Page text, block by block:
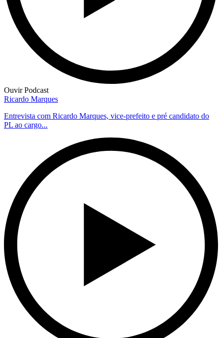
Ouvir Podcast
Ricardo Marques
Entrevista com Ricardo Marques, vice-prefeito e pré candidato do
PL ao cargo...